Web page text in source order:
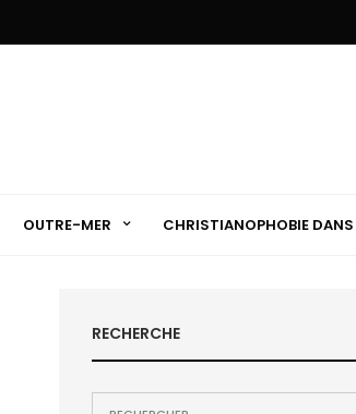
OUTRE-MER CHRISTIANOPHOBIE DANS
RECHERCHE